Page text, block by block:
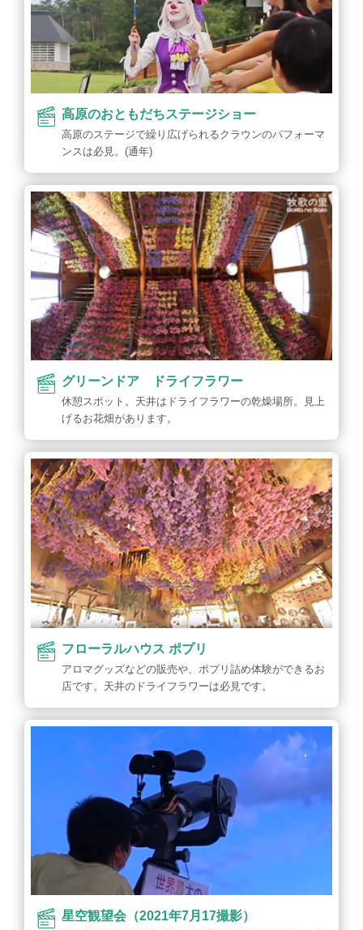
高原のおともだちステージショー
高原のステージで繰り広げられるクラウンのパフォーマ
ンスは必見。(通年)
グリーンドア ドライフラワー
休憩スポット。天井はドライフラワーの乾燥場所。見上
げるお花畑があります。
フローラルハウス ポプリ
アロマグッズなどの販売や、ポプリ詰め体験ができるお
店です。天井のドライフラワーは必見です。
星空観望会（2021年7月17撮影）